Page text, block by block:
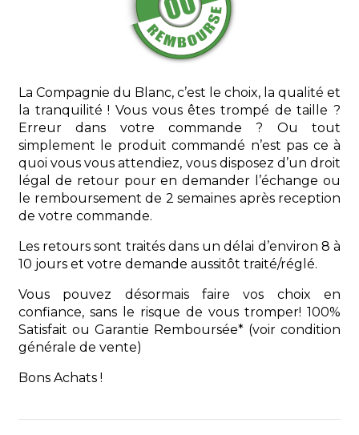
La Compagnie du Blanc, c’est le choix, la qualité et
la tranquilité ! Vous vous êtes trompé de taille ?
Erreur dans votre commande ? Ou tout
simplement le produit commandé n’est pas ce à
quoi vous vous attendiez, vous disposez d’un droit
légal de retour pour en demander l’échange ou
le remboursement de 2 semaines après reception
de votre commande.
Les retours sont traités dans un délai d’environ 8 à
10 jours et votre demande aussitôt traité/réglé.
Vous pouvez désormais faire vos choix en
confiance, sans le risque de vous tromper! 100%
Satisfait ou Garantie Remboursée* (voir condition
générale de vente)
Bons Achats !